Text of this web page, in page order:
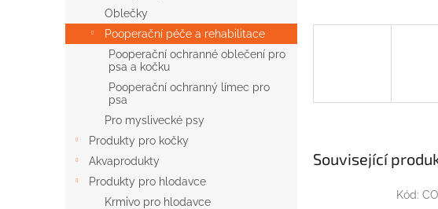
Oblečky
Pooperační péče a rehabilitace
Pooperační ochranné oblečení pro
psa a kočku
Pooperační ochranný límec pro
psa
Pro myslivecké psy
Produkty pro kočky
Akvaprodukty
Produkty pro hlodavce
Krmivo pro hlodavce
Související
Kód: